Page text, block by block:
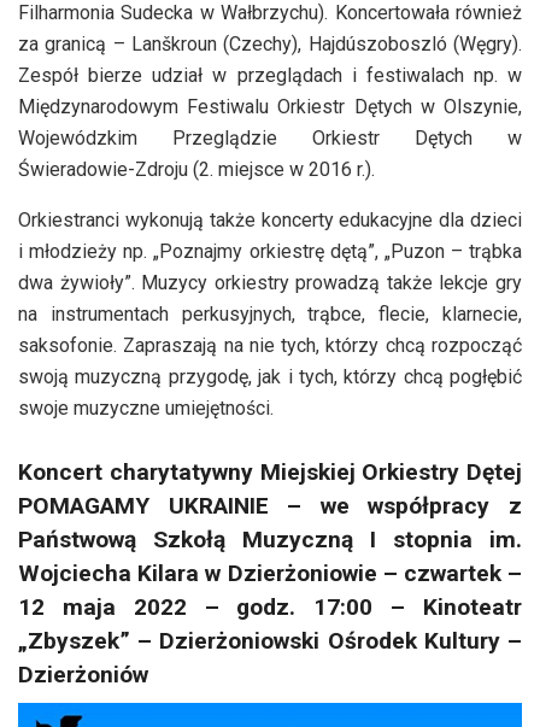
Filharmonia Sudecka w Wałbrzychu). Koncertowała również
za granicą – Lanškroun (Czechy), Hajdúszoboszló (Węgry).
Zespół bierze udział w przeglądach i festiwalach np. w
Międzynarodowym Festiwalu Orkiestr Dętych w Olszynie,
Wojewódzkim Przeglądzie Orkiestr Dętych w
Świeradowie-Zdroju (2. miejsce w 2016 r.).
Orkiestranci wykonują także koncerty edukacyjne dla dzieci
i młodzieży np. „Poznajmy orkiestrę dętą”, „Puzon – trąbka
dwa żywioły”. Muzycy orkiestry prowadzą także lekcje gry
na instrumentach perkusyjnych, trąbce, flecie, klarnecie,
saksofonie. Zapraszają na nie tych, którzy chcą rozpocząć
swoją muzyczną przygodę, jak i tych, którzy chcą pogłębić
swoje muzyczne umiejętności.
Koncert charytatywny Miejskiej Orkiestry Dętej
POMAGAMY UKRAINIE – we współpracy z
Państwową Szkołą Muzyczną I stopnia im.
Wojciecha Kilara w Dzierżoniowie – czwartek –
12 maja 2022 – godz. 17:00 – Kinoteatr
„Zbyszek” – Dzierżoniowski Ośrodek Kultury –
Dzierżoniów